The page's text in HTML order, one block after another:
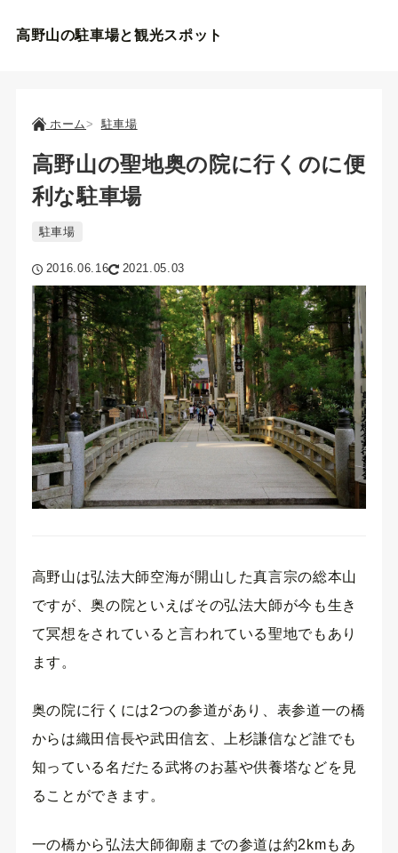
高野山の駐車場と観光スポット
ホーム 駐車場
高野山の聖地奥の院に行くのに便
利な駐車場
駐車場
2016.06.16 2021.05.03
高野山は弘法大師空海が開山した真言宗の総本山
ですが、奥の院といえばその弘法大師が今も生き
て冥想をされていると言われている聖地でもあり
ます。
奥の院に行くには2つの参道があり、表参道一の橋
からは織田信長や武田信玄、上杉謙信など誰でも
知っている名だたる武将のお墓や供養塔などを見
ることができます。
一の橋から弘法大師御廟までの参道は約2kmもあ